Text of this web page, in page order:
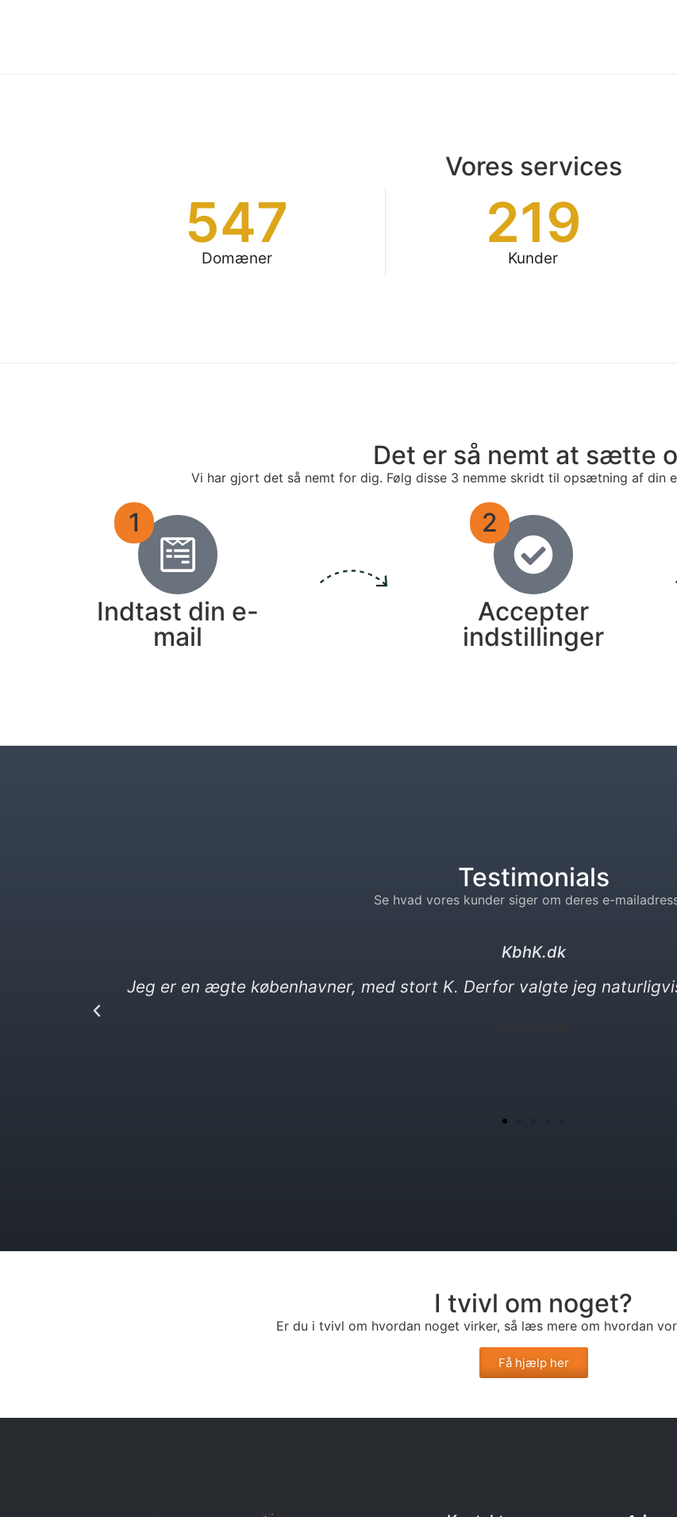
Vores services
Domæner
547
Kunder
219
Det er så nemt at sætte
Vi har gjort det så nemt for dig. Følg disse 3 nemme skridt til opsætning af din
1
Indtast din e-
mail
2
Accepter
indstillinger
Testimonials
Se hvad vores kunder siger om deres e-
kebabser. dk
Jeg elsker kebab og vittigheder. Min nye e-mail må gerne være en
I tvivl om noget?
Er du i tvivl om hvordan noget virker, så læs mere om hvordan
Få hjælp her